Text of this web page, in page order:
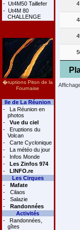
- Ut4M50 Taillefer
- Ut4M 80
CHALLENGE
�ruptions Piton de la
Fournaise
Ile de La Réunion
-
La Réunion en
photos
-
Vue du ciel
-
Eruptions du
Volcan
-
Carte Cyclonique
-
La météo du jour
-
Infos Monde
-
Les Zinfos 974
-
LINFO.re
Les Cirques
-
Mafate
-
Cilaos
-
Salazie
-
Randonnées
Activités
-
Randonnées,
gîtes